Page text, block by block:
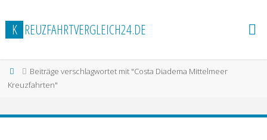
Inhalt
springen
K REUZFAHRTVERGLEICH24.DE
StartBeiträge verschlagwortet mit "Costa Diadema Mittelmeer
Kreuzfahrten"